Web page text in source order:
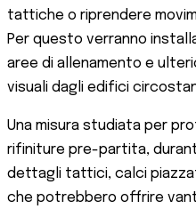
tattiche o riprendere
Per questo verranno
aree di allenamento e
visuali dagli edifici
Una misura studiata per
rifiniture pre-partita,
dettagli tattici, calci
che potrebbero offrire